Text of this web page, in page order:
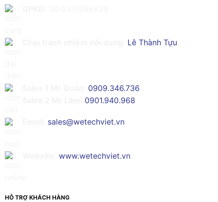
Lê Thành Tựu
0909.346.736
0901.940.968
sales@wetechviet.vn
www.wetechviet.vn
HỖ TRỢ KHÁCH HÀNG